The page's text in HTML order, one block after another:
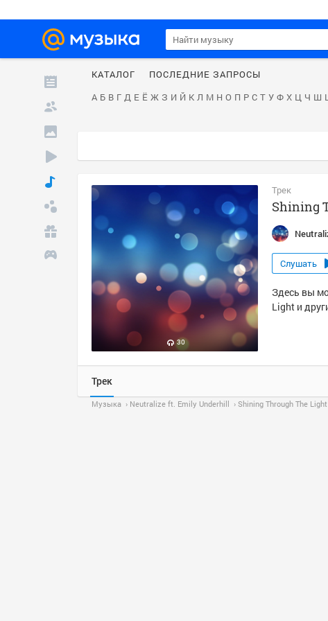
КАТАЛОГ
ПОСЛЕДНИЕ ЗАПРОСЫ
А Б В Г Д Е Ё Ж З И Й К Л М Н О П Р С Т У Ф Х Ц Ч Ш
30
Трек
Shining
Слушать
Здесь вы
Light и
Трек
Музыка Neutralize ft. Emily Underhill Shining Through The Light